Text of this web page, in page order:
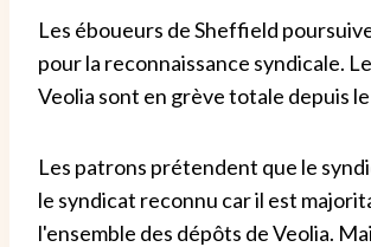
Les éboueurs de Sheffield
pour la reconnaissance syndicale.
Veolia sont en grève totale depuis
Les patrons prétendent que le
le syndicat reconnu car il est
l'ensemble des dépôts de Veolia.